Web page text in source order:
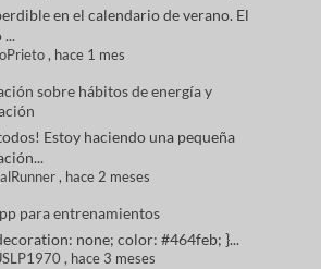
en el calendario de verano. El
, hace 1 mes
sobre hábitos de energía y
Estoy haciendo una pequeña
, hace 2 meses
para entrenamientos
none; color: #464feb; }...
, hace 3 meses